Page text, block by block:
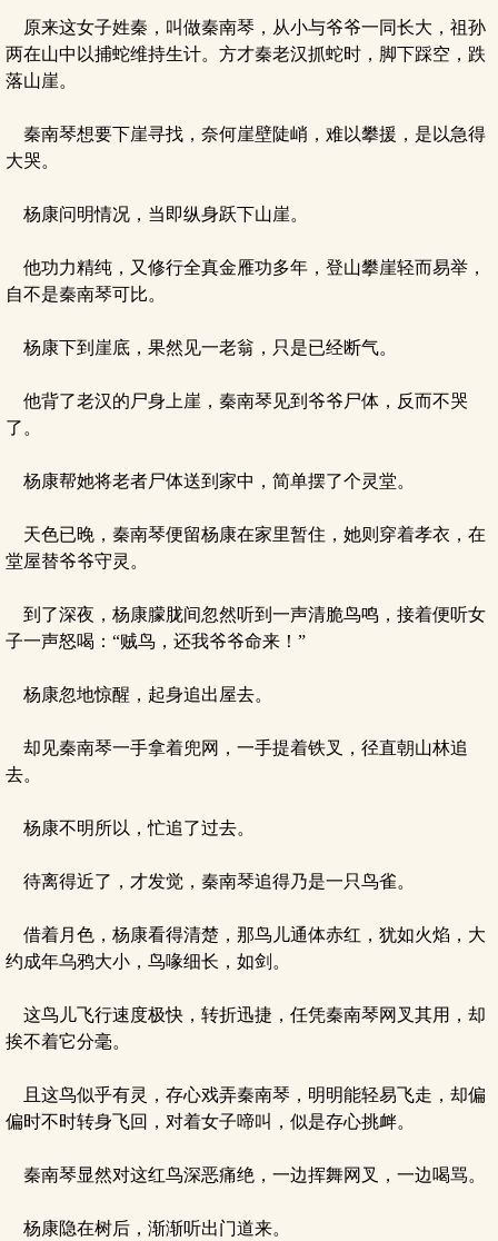
原来这女子姓秦，叫做秦南琴，从小与爷爷一同长大，祖孙
两在山中以捕蛇维持生计。方才秦老汉抓蛇时，脚下踩空，跌
落山崖。
秦南琴想要下崖寻找，奈何崖壁陡峭，难以攀援，是以急得
大哭。
杨康问明情况，当即纵身跃下山崖。
他功力精纯，又修行全真金雁功多年，登山攀崖轻而易举，
自不是秦南琴可比。
杨康下到崖底，果然见一老翁，只是已经断气。
他背了老汉的尸身上崖，秦南琴见到爷爷尸体，反而不哭
了。
杨康帮她将老者尸体送到家中，简单摆了个灵堂。
天色已晚，秦南琴便留杨康在家里暂住，她则穿着孝衣，在
堂屋替爷爷守灵。
到了深夜，杨康朦胧间忽然听到一声清脆鸟鸣，接着便听女
子一声怒喝：“贼鸟，还我爷爷命来！”
杨康忽地惊醒，起身追出屋去。
却见秦南琴一手拿着兜网，一手提着铁叉，径直朝山林追
去。
杨康不明所以，忙追了过去。
待离得近了，才发觉，秦南琴追得乃是一只鸟雀。
借着月色，杨康看得清楚，那鸟儿通体赤红，犹如火焰，大
约成年乌鸦大小，鸟喙细长，如剑。
这鸟儿飞行速度极快，转折迅捷，任凭秦南琴网叉其用，却
挨不着它分毫。
且这鸟似乎有灵，存心戏弄秦南琴，明明能轻易飞走，却偏
偏时不时转身飞回，对着女子啼叫，似是存心挑衅。
秦南琴显然对这红鸟深恶痛绝，一边挥舞网叉，一边喝骂。
杨康隐在树后，渐渐听出门道来。